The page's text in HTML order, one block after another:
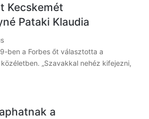
Kecskemét
Pataki Klaudia
ben a Forbes őt választotta a
„Szavakkal nehéz kifejezni,
a